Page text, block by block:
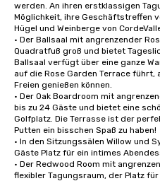
werden. An ihren erstklassigen
Möglichkeit, ihre Geschäftstreffen
Hügel und Weinberge von
• Der Ballsaal mit angrenzender
Quadratfuß groß und bietet
Ballsaal verfügt über eine ganze
auf die Rose Garden Terrace führt,
Freien genießen können.
• Der Oak Boardroom mit
bis zu 24 Gäste und bietet eine
Golfplatz. Die Terrasse ist der
Putten ein bisschen Spaß zu haben!
• In den Sitzungssälen Willow und
Gäste Platz für ein intimes
• Der Redwood Room mit
flexibler Tagungsraum, der Platz